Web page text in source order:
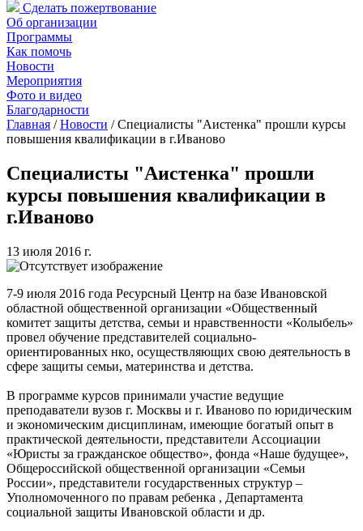
Сделать пожертвование
Об организации
Программы
Как помочь
Новости
Мероприятия
Фото и видео
Благодарности
Главная /Новости /Специалисты "Аистенка" прошли курсы
повышения квалификации в г.Иваново
Специалисты "Аистенка" прошли
курсы повышения квалификации в
г.Иваново
13 июля 2016 г.
7-9 июля 2016 года Ресурсный Центр на базе Ивановской
областной общественной организации «Общественный
комитет защиты детства, семьи и нравственности «Колыбель»
провел обучение представителей социально-
ориентированных нко, осуществляющих свою деятельность в
сфере защиты семьи, материнства и детства.
В программе курсов принимали участие ведущие
преподаватели вузов г. Москвы и г. Иваново по юридическим
и экономическим дисциплинам, имеющие богатый опыт в
практической деятельности, представители Ассоциации
«Юристы за гражданское общество», фонда «Наше будущее»,
Общероссийской общественной организации «Семьи
России», представители государственных структур –
Уполномоченного по правам ребенка , Департамента
социальной защиты Ивановской области и др.